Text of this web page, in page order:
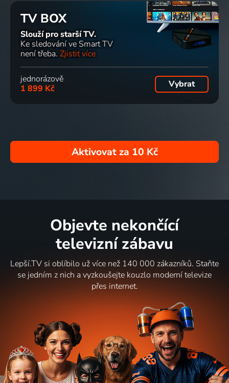
TV BOX
Slouží pro starší TV.
Ke sledování ve Smart TV
není třeba. Zjistit více
jednorázově
1 899 Kč
Vybrat
Aktivovat za 10 Kč
Objevte nekončící
televizní zábavu
Lepší.TV si oblíbilo už více než 140 000 zákazníků. Staňte
se jedním z nich a vyzkoušejte kouzlo moderní televize
přes internet.